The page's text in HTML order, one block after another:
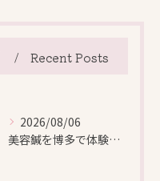
Recent Posts
2026/08/06
美容鍼を博多で体験する際の効果や安全性と料金比較徹底ガイド